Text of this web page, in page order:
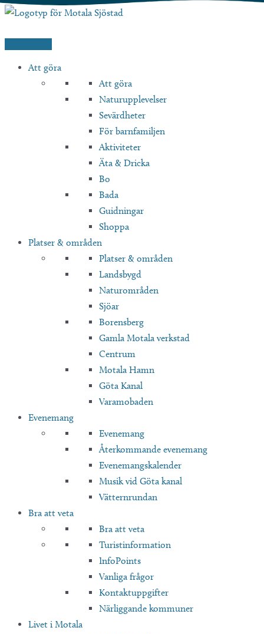
Hoppa
Att göra
Att göra
Naturupplevelser
Sevärdheter
För barnfamiljen
Aktiviteter
Äta & Dricka
Bo
Bada
Guidningar
Shoppa
Platser & områden
Platser & områden
Landsbygd
Naturområden
Sjöar
Borensberg
Gamla Motala verkstad
Centrum
Motala Hamn
Göta Kanal
Varamobaden
Evenemang
Evenemang
Återkommande evenemang
Evenemangskalender
Musik vid Göta kanal
Vätternrundan
Bra att veta
Bra att veta
Turistinformation
InfoPoints
Vanliga frågor
Kontaktuppgifter
Närliggande kommuner
Livet i Motala